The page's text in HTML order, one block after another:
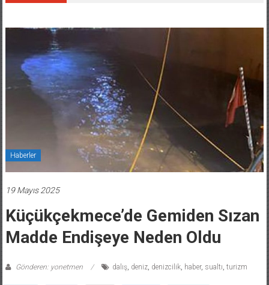
Haberler
19 Mayıs 2025
Küçükçekmece’de Gemiden Sızan
Madde Endişeye Neden Oldu
Gönderen: yonetmen dalış, deniz, denizcilik, haber, sualtı turizm